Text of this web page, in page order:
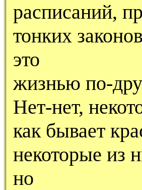
расписаний,
тонких
это
жизнью по-
Нет-нет,
как бывает
некоторые из
но